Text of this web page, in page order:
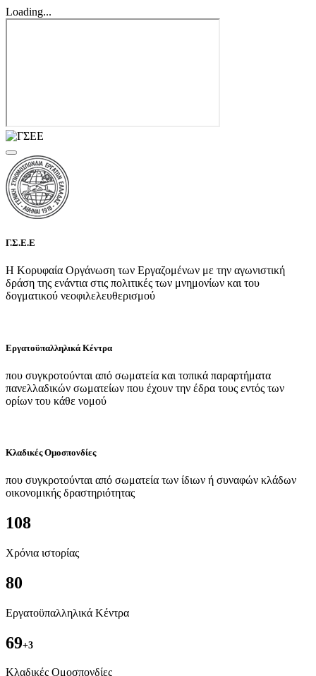
Loading...
Γ.Σ.Ε.Ε
Η Κορυφαία Οργάνωση των Εργαζομένων με την αγωνιστική
δράση της ενάντια στις πολιτικές των μνημονίων και του
δογματικού νεοφιλελευθερισμού
Εργατοϋπαλληλικά Κέντρα
που συγκροτούνται από σωματεία και τοπικά παραρτήματα
πανελλαδικών σωματείων που έχουν την έδρα τους εντός των
ορίων του κάθε νομού
Κλαδικές Ομοσπονδίες
που συγκροτούνται από σωματεία των ίδιων ή συναφών κλάδων
οικονομικής δραστηριότητας
108
Χρόνια ιστορίας
80
Εργατοϋπαλληλικά Κέντρα
69+3
Kλαδικές Ομοσπονδίες